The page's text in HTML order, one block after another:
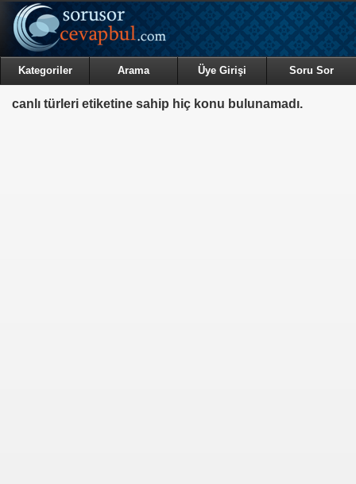
Kategoriler Arama Üye Girişi Soru Sor
canlı türleri etiketine sahip hiç konu bulunamadı.